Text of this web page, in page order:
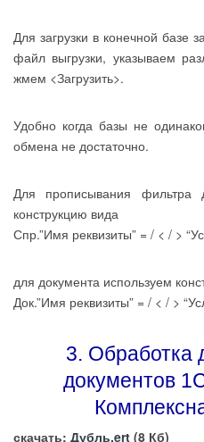
Для загрузки в конечной базе
файл выгрузки, указываем
жмем <Загрузить>.
Удобно когда базы не
обмена не достаточно.
Для прописывания фильтра
конструкцию вида
Спр.”Имя реквизиты” = / < / >
для документа используем
Док.”Имя реквизиты” = / < / >
3. Обработка
документов
скачать: Дубль.ert (8 Кб)